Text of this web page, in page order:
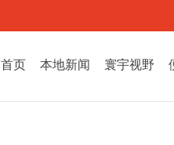
首页 本地新闻 寰宇视野